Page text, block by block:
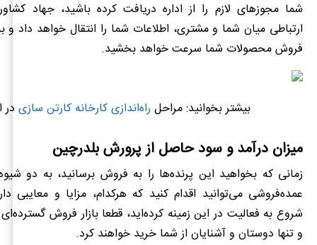
شما مجوزهای لازم را از اداره دریافت کرده باشید، جهاد
ارتباطی میان شما و مشتری، اطلاعات شما را انتقال خواهد داد و
فروش محصولات شما سرعت خواهد بخشید.
بیشتر بخوانید: مراحل راه‌اندازی کارخانه کارتن سازی در
میزان درآمد و سود حاصل از پرورش بلدرچین
زمانی که بخواهید این پرنده‌ها را به ‌فروش برسانید، به دو
عمده‌فروشی می‌توانید اقدام کنید که هرکدام، مزایا و معایبی
شروع به فعالیت در این زمینه کرده‌اید، قطعا بازار فروش
و تنها دوستان و آشنایان از شما خرید خواهند کرد.